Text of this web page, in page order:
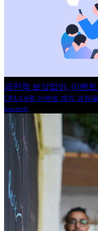
금전적 보상없이, 이벤
CPA 0.8원 이벤트 제작 과정
toss.tech